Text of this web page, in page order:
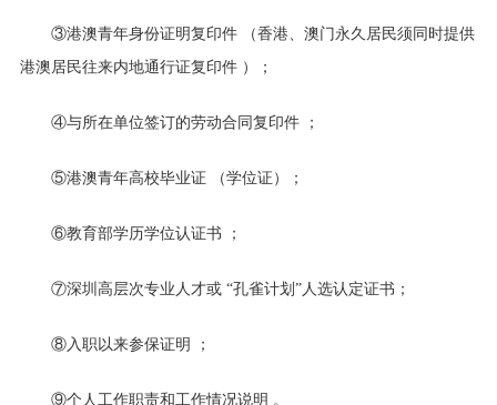
③港澳青年身份证明复印件
（香港、澳门永久居民须同时提供
港澳居民往来内地通行证复印件 ）；
④与所在单位签订的劳动合同复印件 ；
⑤港澳青年高校毕业证 （学位证）；
⑥教育部学历学位认证书 ；
⑦深圳高层次专业人才或“孔雀计划”人选认定证书；
⑧入职以来参保证明 ；
⑨个人工作职责和工作情况说明 。